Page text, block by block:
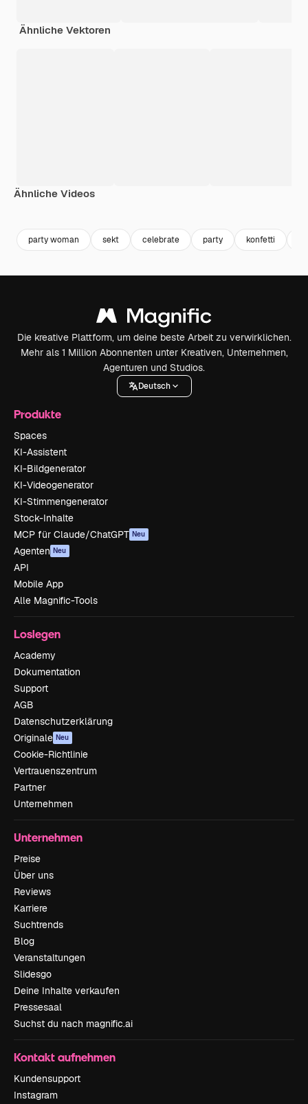
Ähnliche Vektoren
Ähnliche Videos
party woman sekt celebrate party konfetti
Die kreative Plattform, um deine beste Arbeit zu verwirklichen.
Mehr als 1 Million Abonnenten unter Kreativen, Unternehmen,
Agenturen und Studios.
Deutsch
Produkte
Spaces
KI-Assistent
KI-Bildgenerator
KI-Videogenerator
KI-Stimmengenerator
Stock-Inhalte
MCP für Claude/ChatGPT Neu
Agenten Neu
API
Mobile App
Alle Magnific-Tools
Loslegen
Academy
Dokumentation
Support
AGB
Datenschutzerklärung
Originale Neu
Cookie-Richtlinie
Vertrauenszentrum
Partner
Unternehmen
Unternehmen
Preise
Über uns
Reviews
Karriere
Suchtrends
Blog
Veranstaltungen
Slidesgo
Deine Inhalte verkaufen
Pressesaal
Suchst du nach magnific.ai
Kontakt aufnehmen
Kundensupport
Instagram